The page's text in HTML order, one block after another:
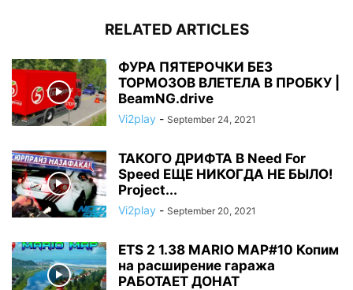
RELATED ARTICLES
ФУРА ПЯТЕРОЧКИ БЕЗ
ТОРМОЗОВ ВЛЕТЕЛА В ПРОБКУ |
BeamNG.drive
Vi2play - September 24, 2021
ТАКОГО ДРИФТА В Need For
Speed ЕЩЕ НИКОГДА НЕ БЫЛО!
Project...
Vi2play - September 20, 2021
ETS 2 1.38 MARIO MAP#10 Копим
на расширение гаража
РАБОТАЕТ ДОНАТ